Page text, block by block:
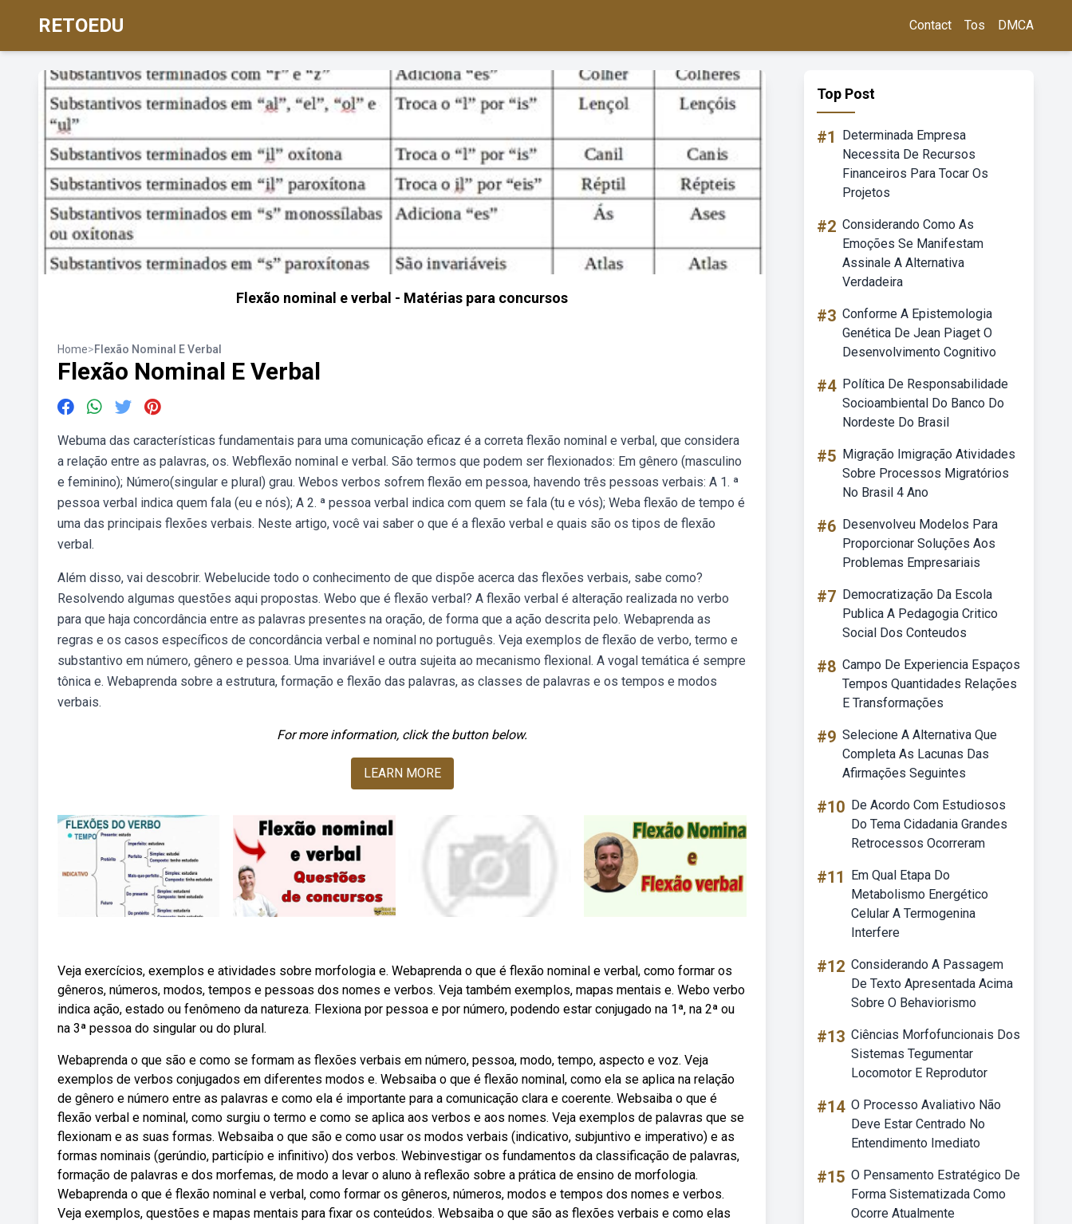
RETOEDU Contact Tos DMCA
Flexão nominal e verbal - Matérias para concursos
Home>Flexão Nominal E Verbal
Flexão Nominal E Verbal
Webuma das características fundamentais para uma comunicação eficaz é a correta flexão nominal e verbal, que considera
a relação entre as palavras, os. Webflexão nominal e verbal. São termos que podem ser flexionados: Em gênero (masculino
e feminino); Número(singular e plural) grau. Webos verbos sofrem flexão em pessoa, havendo três pessoas verbais: A 1. ª
pessoa verbal indica quem fala (eu e nós); A 2. ª pessoa verbal indica com quem se fala (tu e vós); Weba flexão de tempo é
uma das principais flexões verbais. Neste artigo, você vai saber o que é a flexão verbal e quais são os tipos de flexão
verbal.
Além disso, vai descobrir. Webelucide todo o conhecimento de que dispõe acerca das flexões verbais, sabe como?
Resolvendo algumas questões aqui propostas. Webo que é flexão verbal? A flexão verbal é alteração realizada no verbo
para que haja concordância entre as palavras presentes na oração, de forma que a ação descrita pelo. Webaprenda as
regras e os casos específicos de concordância verbal e nominal no português. Veja exemplos de flexão de verbo, termo e
substantivo em número, gênero e pessoa. Uma invariável e outra sujeita ao mecanismo flexional. A vogal temática é sempre
tônica e. Webaprenda sobre a estrutura, formação e flexão das palavras, as classes de palavras e os tempos e modos
verbais.
For more information, click the button below.
LEARN MORE
Veja exercícios, exemplos e atividades sobre morfologia e. Webaprenda o que é flexão nominal e verbal, como formar os
gêneros, números, modos, tempos e pessoas dos nomes e verbos. Veja também exemplos, mapas mentais e. Webo verbo
indica ação, estado ou fenômeno da natureza. Flexiona por pessoa e por número, podendo estar conjugado na 1ª, na 2ª ou
na 3ª pessoa do singular ou do plural.
Webaprenda o que são e como se formam as flexões verbais em número, pessoa, modo, tempo, aspecto e voz. Veja
exemplos de verbos conjugados em diferentes modos e. Websaiba o que é flexão nominal, como ela se aplica na relação
de gênero e número entre as palavras e como ela é importante para a comunicação clara e coerente. Websaiba o que é
flexão verbal e nominal, como surgiu o termo e como se aplica aos verbos e aos nomes. Veja exemplos de palavras que se
flexionam e as suas formas. Websaiba o que são e como usar os modos verbais (indicativo, subjuntivo e imperativo) e as
formas nominais (gerúndio, particípio e infinitivo) dos verbos. Webinvestigar os fundamentos da classificação de palavras,
formação de palavras e dos morfemas, de modo a levar o aluno à reflexão sobre a prática de ensino de morfologia.
Webaprenda o que é flexão nominal e verbal, como formar os gêneros, números, modos e tempos dos nomes e verbos.
Veja exemplos, questões e mapas mentais para fixar os conteúdos. Websaiba o que são as flexões verbais e como elas
Top Post
#1
Determinada Empresa
Necessita De Recursos
Financeiros Para Tocar Os
Projetos
#2 Considerando Como As
Emoções Se Manifestam
Assinale A Alternativa
Verdadeira
#3 Conforme A Epistemologia
Genética De Jean Piaget O
Desenvolvimento Cognitivo
#4 Política De Responsabilidade
Socioambiental Do Banco Do
Nordeste Do Brasil
#5 Migração Imigração Atividades
Sobre Processos Migratórios
No Brasil 4 Ano
#6 Desenvolveu Modelos Para
Proporcionar Soluções Aos
Problemas Empresariais
#7 Democratização Da Escola
Publica A Pedagogia Critico
Social Dos Conteudos
#8 Campo De Experiencia Espaços
Tempos Quantidades Relações
E Transformações
#9 Selecione A Alternativa Que
Completa As Lacunas Das
Afirmações Seguintes
#10 De Acordo Com Estudiosos
Do Tema Cidadania Grandes
Retrocessos Ocorreram
#11
Em Qual Etapa Do
Metabolismo Energético
Celular A Termogenina
Interfere
#12 Considerando A Passagem
De Texto Apresentada Acima
Sobre O Behaviorismo
#13 Ciências Morfofuncionais Dos
Sistemas Tegumentar
Locomotor E Reprodutor
#14 O Processo Avaliativo Não
Deve Estar Centrado No
Entendimento Imediato
#15 O Pensamento Estratégico De
Forma Sistematizada Como
Ocorre Atualmente